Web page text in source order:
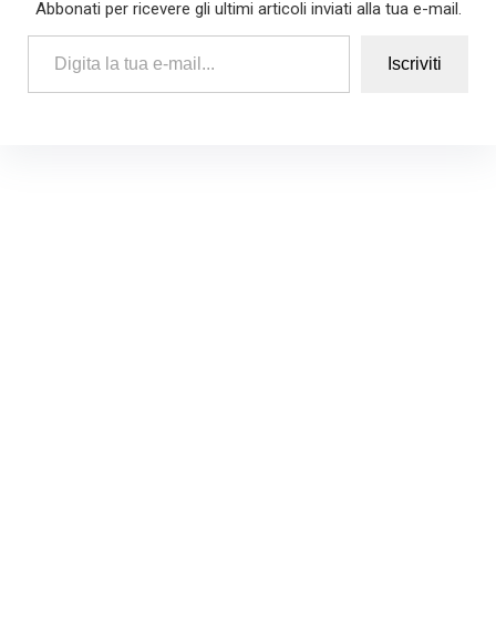
Abbonati per ricevere gli ultimi articoli inviati alla tua e-mail.
Digita la tua e-mail...
Iscriviti